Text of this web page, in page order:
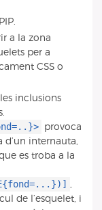
a la zona
per a
CSS o
inclusions
provoca
d’un internauta,
es troba a la
,
de l’esquelet, i